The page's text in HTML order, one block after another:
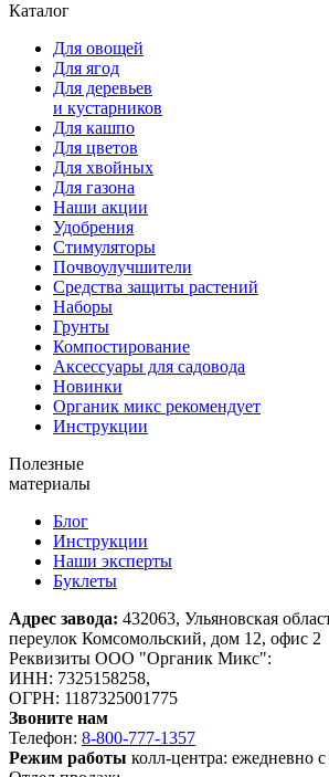
Каталог
Для овощей
Для ягод
Для деревьев
и кустарников
Для кашпо
Для цветов
Для хвойных
Для газона
Наши акции
Удобрения
Стимуляторы
Почвоулучшители
Средства защиты растений
Наборы
Грунты
Компостирование
Аксессуары для садовода
Новинки
Органик микс рекомендует
Инструкции
Полезные
материалы
Блог
Инструкции
Наши эксперты
Буклеты
Адрес завода: 432063, Ульяновская
переулок Комсомольский, дом 12, офис 2
Реквизиты ООО "Органик Микс":
ИНН: 7325158258,
ОГРН: 1187325001775
Звоните нам
Телефон: 8-800-777-1357
Режим работы колл-центра: ежедневно